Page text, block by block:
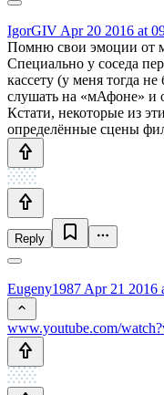
IgorGIV Apr 20 2016 at
Помню свои эмоции от
Специально у соседа
кассету (у меня тогда
слушать на «мАфоне» и
Кстати, некоторые из
определённые сцены
Reply
Eugeny1987 Apr 21 2016
www.youtube.com/